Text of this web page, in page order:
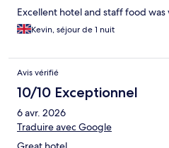
Excellent hotel and staff food was
Kevin, séjour de 1 nuit
Avis vérifié
10/10 Exceptionnel
6 avr. 2026
Traduire avec Google